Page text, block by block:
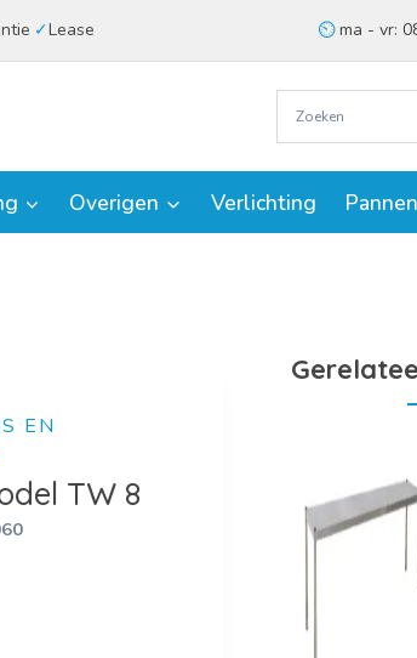
Lease ma - vr:
Overigen Verlichting
EN
TW 8